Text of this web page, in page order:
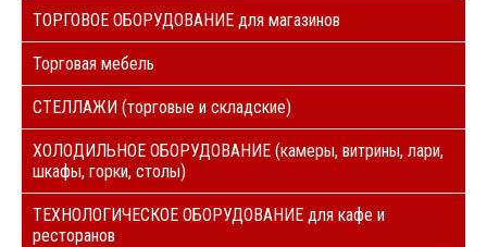
ТОРГОВОЕ ОБОРУДОВАНИЕ для магазинов
Торговая мебель
СТЕЛЛАЖИ (торговые и складские)
ХОЛОДИЛЬНОЕ ОБОРУДОВАНИЕ (камеры, витрины, лари,
шкафы, горки, столы)
ТЕХНОЛОГИЧЕСКОЕ ОБОРУДОВАНИЕ для кафе и
ресторанов